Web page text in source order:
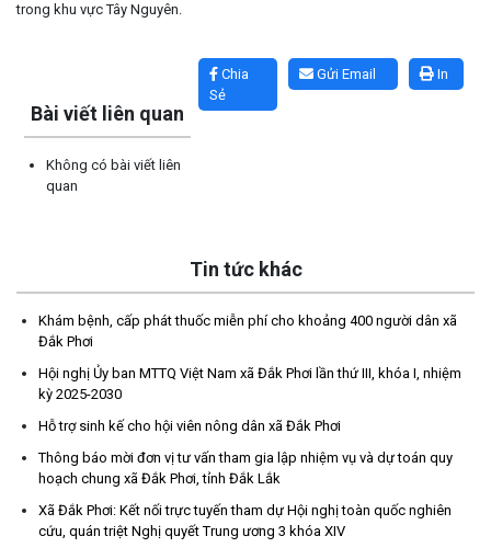
trong khu vực Tây Nguyên.
In
Gửi Email
Chia
Sẻ
Bài viết liên quan
Không có bài viết liên
quan
Tin tức khác
Khám bệnh, cấp phát thuốc miễn phí cho khoảng 400 người dân xã
Đắk Phơi
Hội nghị Ủy ban MTTQ Việt Nam xã Đắk Phơi lần thứ III, khóa I, nhiệm
kỳ 2025-2030
Hỗ trợ sinh kế cho hội viên nông dân xã Đắk Phơi
Thông báo mời đơn vị tư vấn tham gia lập nhiệm vụ và dự toán quy
hoạch chung xã Đắk Phơi, tỉnh Đắk Lắk
Xã Đắk Phơi: Kết nối trực tuyến tham dự Hội nghị toàn quốc nghiên
cứu, quán triệt Nghị quyết Trung ương 3 khóa XIV
Thông báo mời đơn vị tư vấn tham gia lập nhiệm vụ và dự toán
(30/07/2026)
Báo cáo Công khai tình hình thực hiện dự toán thu, chi ngân
sách xã Đắk Phơi 06 tháng đầu năm 2026
(09/07/2026)
cho phép chuyển mục đích sử dụng đất ông Trần Quang Thế, địa